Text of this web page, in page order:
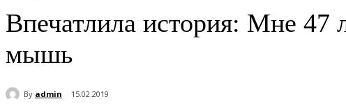
Впечатлила история: Мне 47
мышь
By admin 15.02.2019